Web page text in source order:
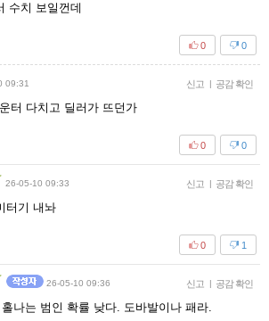
수치 보일껀데
0
0
09:31 신고 | 공감 확인
터 다치고 딜러가 뜨던가
0
0
26-05-10 09:33 신고 | 공감 확인
터기 내놔
1
0
26-05-10 09:36 신고 | 공감 확인
나는 범인 확률 낮다. 도바발이나 패라.